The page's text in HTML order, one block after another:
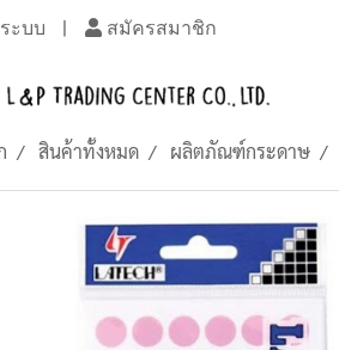
ะบบ สมัครสมาชิก
สินค้าทั้งหมด ผลิตภัณฑ์กระดาษ